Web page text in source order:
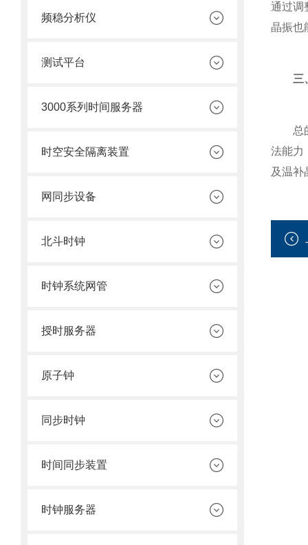
频稳分析仪
测试平台
3000系列时间服务器
时空安全隔离装置
网同步设备
北斗时钟
时钟系统网管
授时服务器
原子钟
同步时钟
时间同步装置
时钟服务器
通过调
晶振也
三
总的
法能力
及温补